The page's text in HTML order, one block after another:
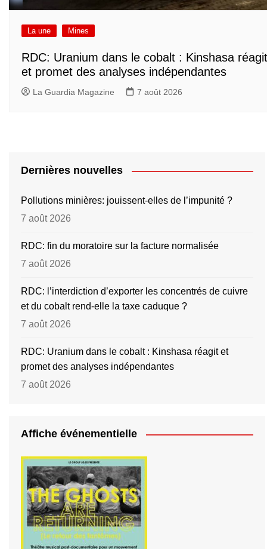
La une Mines
RDC: Uranium dans le cobalt : Kinshasa réagit
et promet des analyses indépendantes
La Guardia Magazine 7 août 2026
Dernières nouvelles
Pollutions minières: jouissent-elles de l’impunité ?
7 août 2026
RDC: fin du moratoire sur la facture normalisée
7 août 2026
RDC: l’interdiction d’exporter les concentrés de cuivre
et du cobalt rend-elle la taxe caduque ?
7 août 2026
RDC: Uranium dans le cobalt : Kinshasa réagit et
promet des analyses indépendantes
7 août 2026
Affiche événementielle